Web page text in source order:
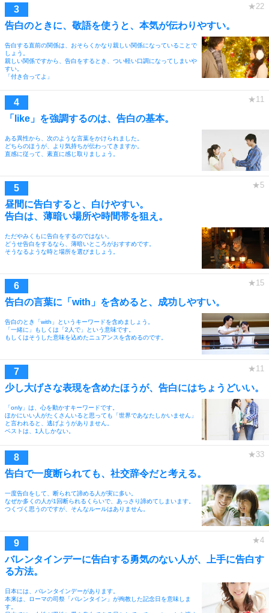
告白のときに、敬語を使うと、本気が伝わりやすい。
告白する直前の関係は、おそらくかなり親しい関係になっていることで
しょう。
親しい関係ですから、告白をするとき、つい軽い口調になってしまいや
すい。
「付き合ってよ」
「like」を強調するのは、告白の基本。
ある異性から、次のような言葉をかけられました。
どちらのほうが、より気持ちが伝わってきますか。
直感に従って、素直に感じ取りましょう。
昼間に告白すると、白けやすい。
告白は、薄暗い場所や時間帯を狙え。
ただやみくもに告白をするのではない。
どうせ告白をするなら、薄暗いところがおすすめです。
そうなるような時と場所を選びましょう。
告白の言葉に「with」を含めると、成功しやすい。
告白のとき「with」というキーワードを含めましょう。
「一緒に」もしくは「2人で」という意味です。
もしくはそうした意味を込めたニュアンスを含めるのです。
少し大げさな表現を含めたほうが、告白にはちょうどいい。
「only」は、心を動かすキーワードです。
ほかにいい人がたくさんいると思っても「世界であなたしかいません」
と言われると、逃げようがありません。
ベストは、1人しかない。
告白で一度断られても、社交辞令だと考える。
一度告白をして、断られて諦める人が実に多い。
なぜか多くの人が1回断られるくらいで、あっさり諦めてしまいます。
つくづく思うのですが、そんなルールはありません。
バレンタインデーに告白する勇気のない人が、上手に告白す
る方法。
日本には、バレンタインデーがあります。
本来は、ローマの司祭「バレンタイン」が殉教した記念日を意味しま
す。